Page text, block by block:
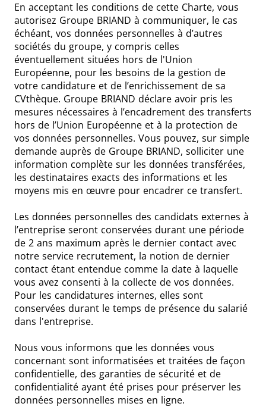
En acceptant les conditions de cette Charte, vous
autorisez Groupe BRIAND à communiquer, le cas
échéant, vos données personnelles à d’autres
sociétés du groupe, y compris celles
éventuellement situées hors de l'Union
Européenne, pour les besoins de la gestion de
votre candidature et de l’enrichissement de sa
CVthèque. Groupe BRIAND déclare avoir pris les
mesures nécessaires à l’encadrement des transferts
hors de l’Union Européenne et à la protection de
vos données personnelles. Vous pouvez, sur simple
demande auprès de Groupe BRIAND, solliciter une
information complète sur les données transférées,
les destinataires exacts des informations et les
moyens mis en œuvre pour encadrer ce transfert.
Les données personnelles des candidats externes à
l’entreprise seront conservées durant une période
de 2 ans maximum après le dernier contact avec
notre service recrutement, la notion de dernier
contact étant entendue comme la date à laquelle
vous avez consenti à la collecte de vos données.
Pour les candidatures internes, elles sont
conservées durant le temps de présence du salarié
dans l'entreprise.
Nous vous informons que les données vous
concernant sont informatisées et traitées de façon
confidentielle, des garanties de sécurité et de
confidentialité ayant été prises pour préserver les
données personnelles mises en ligne.